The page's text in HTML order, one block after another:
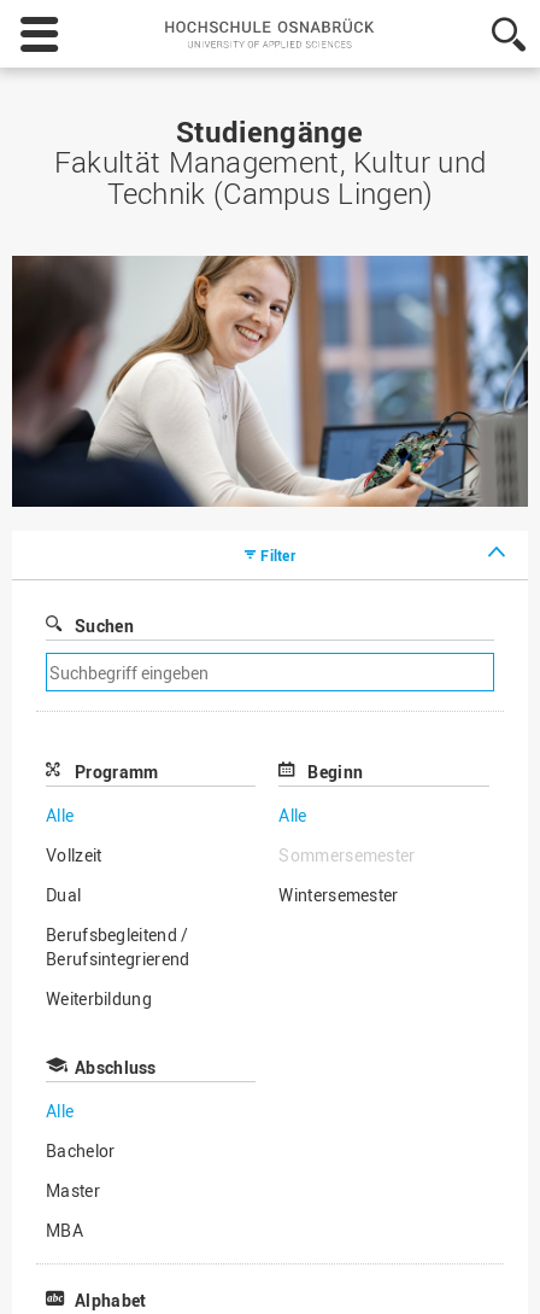
Hochschule
Osnabrück
-
Sciences
Studiengänge
Fakultät Management, Kultur und
Technik (Campus Lingen)
Filter
Suchen
Suchfilter
entfernen
Programm
Alle
Vollzeit
Dual
Berufsbegleitend /
Berufsintegrierend
Weiterbildung
Ausbildungsintegrierend
Praxisintegrierend
Englischsprachig
Beginn
Alle
Sommersemester
Wintersemester
Abschluss
Alle
Bachelor
Master
MBA
Alphabet